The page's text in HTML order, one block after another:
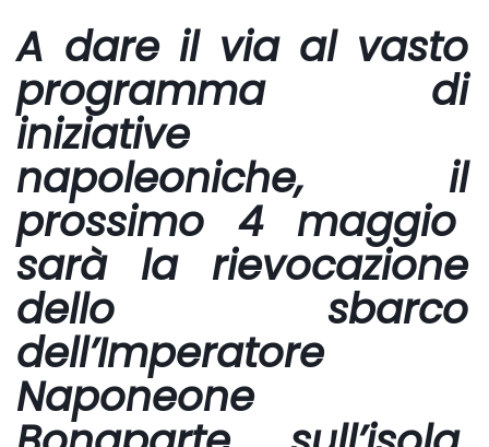
A dare il via al vasto
programma di
iniziative
napoleoniche, il
prossimo 4 maggio
sarà la rievocazione
dello sbarco
dell’Imperatore
Naponeone